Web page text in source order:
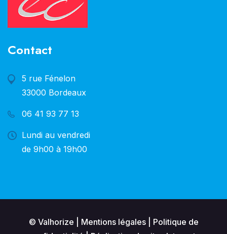
Contact
5 rue Fénelon
33000 Bordeaux
06 41 93 77 13
Lundi au vendredi
de 9h00 à 19h00
© Valhorize | Mentions légales| Politique de